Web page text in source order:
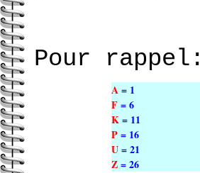
Pour rappel:
A= 1
F= 6
K= 11
P= 16
U=21
Z=26